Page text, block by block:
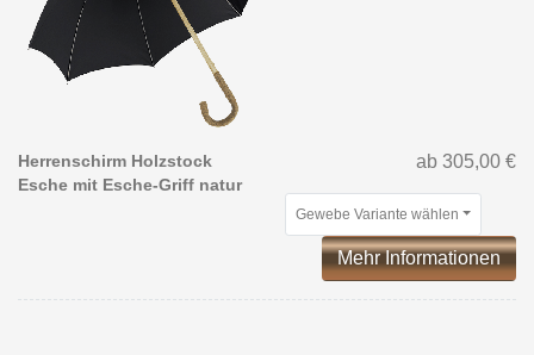
Herrenschirm Holzstock
Esche mit Esche-Griff natur
ab 305,00 €
Gewebe Variante wählen
Mehr Informationen